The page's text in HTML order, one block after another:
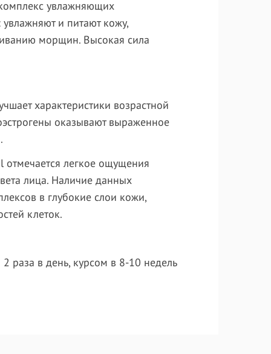
увлажняющих
и питают кожу,
морщин. Высокая сила
характеристики возрастной
оказывают выраженное
легкое ощущения
лица. Наличие данных
в глубокие слои кожи,
клеток.
раза в день, курсом в 8-10 недель